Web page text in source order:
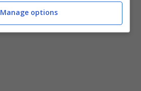
Manage options